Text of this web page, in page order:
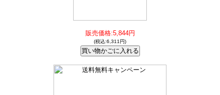
販売価格:5,844円
(税込:6,311円)